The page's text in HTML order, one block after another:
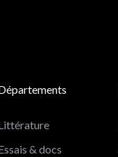
& docs